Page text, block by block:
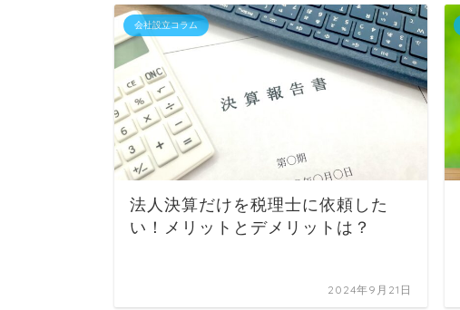
会社設立コラム
法人決算だけを税理士に依頼した
い！メリットとデメリットは？
2024年9月21日